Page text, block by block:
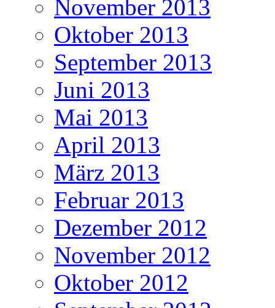
November 2013
Oktober 2013
September 2013
Juni 2013
Mai 2013
April 2013
März 2013
Februar 2013
Dezember 2012
November 2012
Oktober 2012